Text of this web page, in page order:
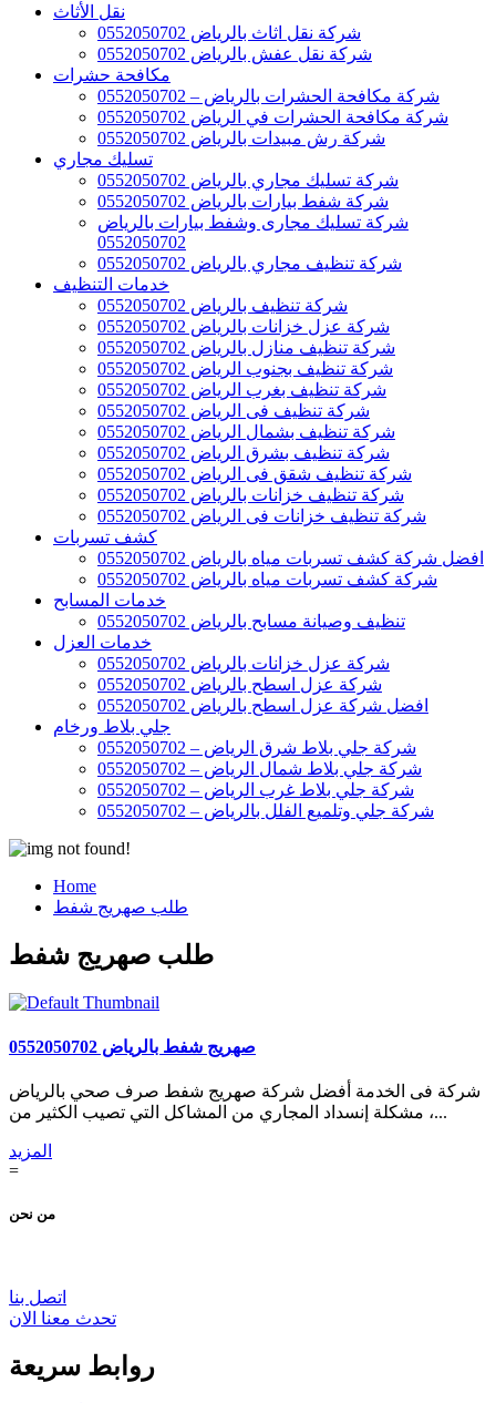
نقل الأثاث
شركة نقل اثاث بالرياض 0552050702
شركة نقل عفش بالرياض 0552050702
مكافحة حشرات
شركة مكافحة الحشرات بالرياض – 0552050702
شركة مكافحة الحشرات في الرياض 0552050702
شركة رش مبيدات بالرياض 0552050702
تسليك مجاري
شركة تسليك مجاري بالرياض 0552050702
شركة شفط بيارات بالرياض 0552050702
شركة تسليك مجارى وشفط بيارات بالرياض
0552050702
شركة تنظيف مجاري بالرياض 0552050702
خدمات التنظيف
شركة تنظيف بالرياض 0552050702
شركة عزل خزانات بالرياض 0552050702
شركة تنظيف منازل بالرياض 0552050702
شركة تنظيف بجنوب الرياض 0552050702
شركة تنظيف بغرب الرياض 0552050702
شركة تنظيف فى الرياض 0552050702
شركة تنظيف بشمال الرياض 0552050702
شركة تنظيف بشرق الرياض 0552050702
شركة تنظيف شقق فى الرياض 0552050702
شركة تنظيف خزانات بالرياض 0552050702
شركة تنظيف خزانات فى الرياض 0552050702
كشف تسربات
افضل شركة كشف تسربات مياه بالرياض 0552050702
شركة كشف تسربات مياه بالرياض 0552050702
خدمات المسابح
تنظيف وصيانة مسابح بالرياض 0552050702
خدمات العزل
شركة عزل خزانات بالرياض 0552050702
شركة عزل اسطح بالرياض 0552050702
افضل شركة عزل اسطح بالرياض 0552050702
جلي بلاط ورخام
شركة جلي بلاط شرق الرياض – 0552050702
شركة جلي بلاط شمال الرياض – 0552050702
شركة جلي بلاط غرب الرياض – 0552050702
شركة جلي وتلميع الفلل بالرياض – 0552050702
Home
طلب صهريج شفط
طلب صهريج شفط
صهريج شفط بالرياض 0552050702
شركة فى الخدمة أفضل شركة صهريج شفط صرف صحي بالرياض
، مشكلة إنسداد المجاري من المشاكل التي تصيب الكثير من...
المزيد
=
من نحن
اتصل بنا
تحدث معنا الان
روابط سريعة